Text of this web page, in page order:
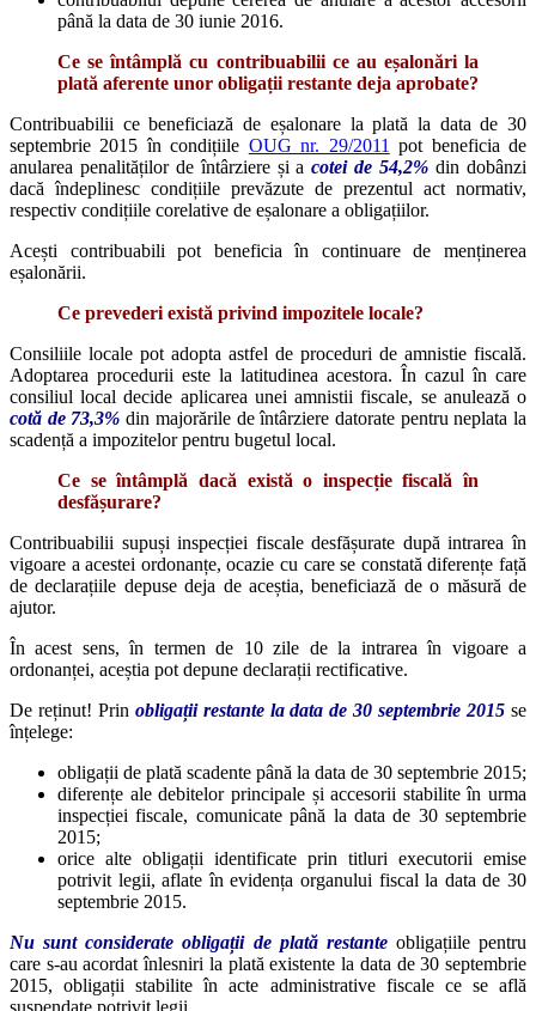
până la data de 30 iunie 2016.
Ce se întâmplă cu contribuabilii ce au eșalonări la
plată aferente unor obligații restante deja aprobate?
Contribuabilii ce beneficiază de eșalonare la plată la data de 30
septembrie 2015 în condițiile OUG nr. 29/2011 pot beneficia de
anularea penalităților de întârziere și acotei de 54,2% din dobânzi
dacă îndeplinesc condițiile prevăzute de prezentul act normativ,
respectiv condițiile corelative de eșalonare a obligațiilor.
Acești contribuabili pot beneficia în continuare de menținerea
eșalonării.
Ce prevederi există privind impozitele locale?
Consiliile locale pot adopta astfel de proceduri de amnistie fiscală.
Adoptarea procedurii este la latitudinea acestora. În cazul în care
consiliul local decide aplicarea unei amnistii fiscale, se anulează o
cotă de 73,3% din majorările de întârziere datorate pentru neplata la
scadență a impozitelor pentru bugetul local.
Ce se întâmplă dacă există o inspecție fiscală în
desfășurare?
Contribuabilii supuși inspecției fiscale desfășurate după intrarea în
vigoare a acestei ordonanțe, ocazie cu care se constată diferențe față
de declarațiile depuse deja de aceștia, beneficiază de o măsură de
ajutor.
În acest sens, în termen de 10 zile de la intrarea în vigoare a
ordonanței, aceștia pot depune declarații rectificative.
De reținut! Prin obligații restante la data de 30 septembrie 2015 se
înțelege:
obligații de plată scadente până la data de 30 septembrie 2015;
diferențe ale debitelor principale și accesorii stabilite în urma
inspecției fiscale, comunicate până la data de 30 septembrie
2015;
orice alte obligații identificate prin titluri executorii emise
potrivit legii, aflate în evidența organului fiscal la data de 30
septembrie 2015.
Nu sunt considerate obligații de plată restanteobligațiile pentru
care s-au acordat înlesniri la plată existente la data de 30 septembrie
2015, obligații stabilite în acte administrative fiscale ce se află
suspendate potrivit legii.